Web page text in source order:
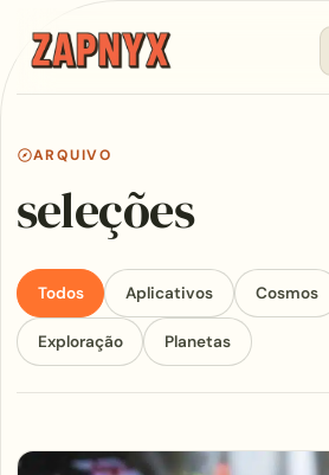
ARQUIVO
seleções
Todos Aplicativos Cosmos
Exploração Planetas